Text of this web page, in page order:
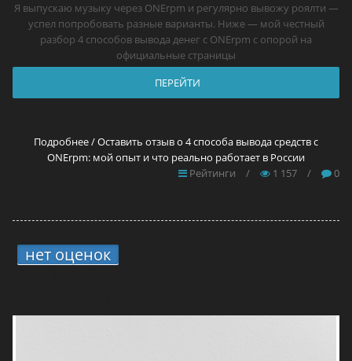
Я выпускаю музыку через ONErpm и регулярно вывожу роялти —
успел попробовать разные варианты. Ниже — мой честный
разбор 4 способов вывода денег с ONErpm с опорой на
официальные страницы
ПЕРЕЙТИ
Подробнее / Оставить отзыв о 4 способа вывода средств с
ONErpm: мой опыт и что реально работает в России
Рейтинги
/ 1 157 / 0
нет оценок